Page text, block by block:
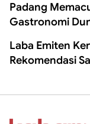
Padang
Gastronomi
Laba Emiten
Rekomendasi